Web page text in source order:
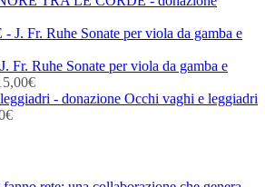
Fr. Ruhe Sonate per viola da gamba e
€
Occhi vaghi e leggiadri
€